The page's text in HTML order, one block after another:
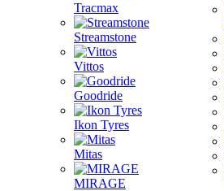
Tracmax
Streamstone
Vittos
Goodride
Ikon Tyres
Mitas
MIRAGE